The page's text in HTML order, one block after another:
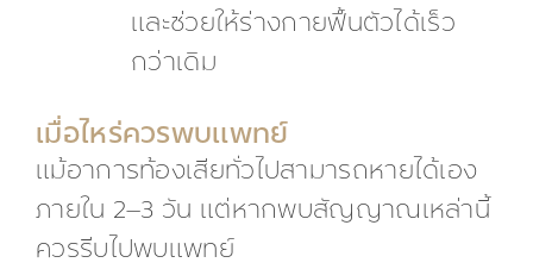
และช่วยให้ร่างกายฟื้นตัวได้เร็ว
กว่าเดิม
เมื่อไหร่ควรพบแพทย์
แม้อาการท้องเสียทั่วไปสามารถหายได้เอง
ภายใน 2–3 วัน แต่หากพบสัญญาณเหล่านี้
ควรรีบไปพบแพทย์